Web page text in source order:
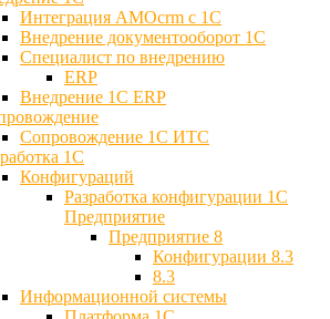
Интеграция AMOcrm с 1C
Внедрение документооборот 1С
Специалист по внедрению
ERP
Внедрение 1С ERP
Cопровождение 1С ИТС
1C
Конфигураций
Разработка конфигурации 1С
Предприятие
Предприятие 8
Конфигурации 8.3
8.3
Информационной системы